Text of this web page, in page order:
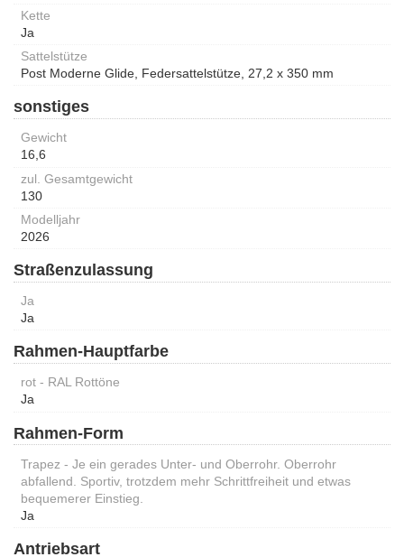
Kette
Ja
Sattelstütze
Post Moderne Glide, Federsattelstütze, 27,2 x 350 mm
sonstiges
Gewicht
16,6
zul. Gesamtgewicht
130
Modelljahr
2026
Straßenzulassung
Ja
Ja
Rahmen-Hauptfarbe
rot - RAL Rottöne
Ja
Rahmen-Form
Trapez - Je ein gerades Unter- und Oberrohr. Oberrohr
abfallend. Sportiv, trotzdem mehr Schrittfreiheit und etwas
bequemerer Einstieg.
Ja
Antriebsart